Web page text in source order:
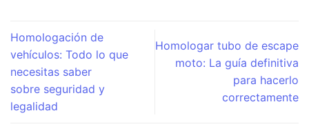
Homologación de
vehículos: Todo lo que
necesitas saber
sobre seguridad y
legalidad
Homologar tubo de escape
moto: La guía definitiva
para hacerlo
correctamente